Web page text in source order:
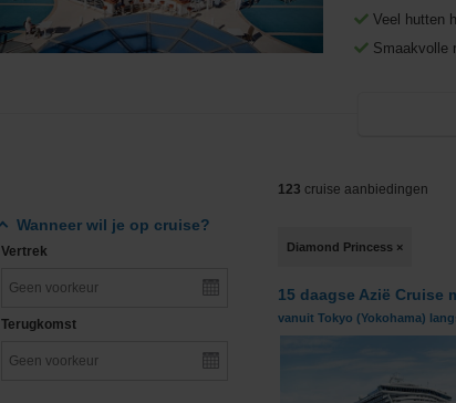
Cruises vanuit NederlandDisney Cruise Line
Norwegian Cruise Line
Oceania Cruises
Noord-Amerika
Zuid-Amerika
Veel hutten
Smaakvolle
Wanneer wil je op cruise?
Vertrek
Terugkomst
123 cruise aanbiedingen
Diamond Princess ×
15 daagse Azië Cruise
vanuit Tokyo (Yokohama)